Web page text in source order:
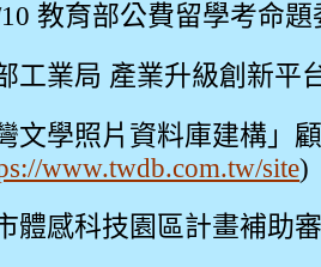
教育部公費留學考命題
工業局 產業升級創新平
文學照片資料庫建構」
www.twdb.com.tw/site)
體感科技園區計畫補助